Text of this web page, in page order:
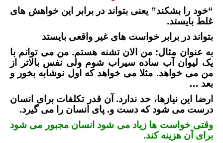
“خود را بشکند” یعنی بتواند در برابر این خواهش های
غلط بایستد.
بتواند در برابر خواست های غیر واقعی بایستد
به عنوان مثال: من الان تشنه هستم. من می توانم با
یک لیوان آب ساده سیراب شوم ولی نفس بالاتر از
من می خواهد. مثلا می خواهد که اول نوشابه بخور و
بعد …
ارضا این نیازها، حد ندارد. آن قدر تکلفات برای انسان
درست می شود که دست و. پای انسان را می گیرد.
وقتی خواست ها زیاد می شود انسان مجبور می شود
برای آن هزینه کند.